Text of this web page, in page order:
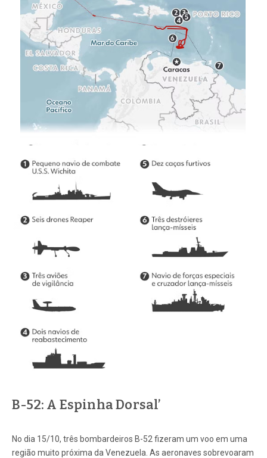
B-52: A Espinha Dorsal’
No dia 15/10, três bombardeiros B-52 fizeram um voo em uma
região muito próxima da Venezuela. As aeronaves sobrevoaram